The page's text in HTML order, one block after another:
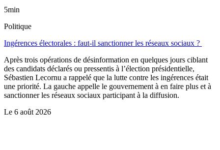
5min
Politique
Ingérences électorales : faut-il sanctionner les réseaux sociaux ?
Après trois opérations de désinformation en quelques jours ciblant
des candidats déclarés ou pressentis à l’élection présidentielle,
Sébastien Lecornu a rappelé que la lutte contre les ingérences était
une priorité. La gauche appelle le gouvernement à en faire plus et à
sanctionner les réseaux sociaux participant à la diffusion.
Le 6 août 2026